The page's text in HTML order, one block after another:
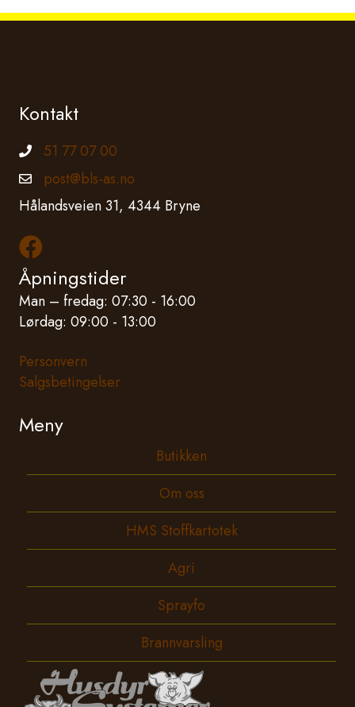
Kontakt
Telefonnummer
51 77 07 00
Epostadresse
post@bls-as.no
Hålandsveien 31, 4344 Bryne
Les mer om oss på Facebook
Åpningstider
Man – fredag: 07:30 - 16:00
Lørdag: 09:00 - 13:00
Personvern
Salgsbetingelser
Meny
Butikken
Om oss
HMS Stoffkartotek
Agri
Sprayfo
Brannvarsling